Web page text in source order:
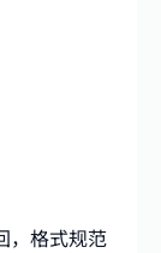
，格式规范